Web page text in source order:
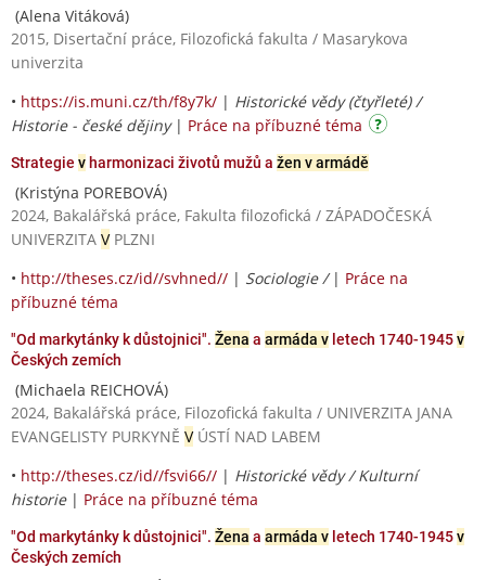
(Alena Vitáková)
2015, Disertační práce, Filozofická fakulta / Masarykova
univerzita
• https://is.muni.cz/th/f8y7k/ | Historické vědy (čtyřleté) /
Historie - české dějiny| Práce na příbuzné téma
Strategie v harmonizaci životů mužů a žen v armádě
(Kristýna POREBOVÁ)
2024, Bakalářská práce, Fakulta filozofická / ZÁPADOČESKÁ
UNIVERZITA VPLZNI
• http://theses.cz/id//svhned// | Sociologie / | Práce na
příbuzné téma
"Od markytánky k důstojnici". Žena a armáda v letech 1740-1945v
Českých zemích
(Michaela REICHOVÁ)
2024, Bakalářská práce, Filozofická fakulta / UNIVERZITA JANA
EVANGELISTY PURKYNĚ VÚSTÍ NAD LABEM
• http://theses.cz/id//fsvi66// | Historické vědy / Kulturní
historie| Práce na příbuzné téma
"Od markytánky k důstojnici". Žena a armáda v letech 1740-1945v
Českých zemích